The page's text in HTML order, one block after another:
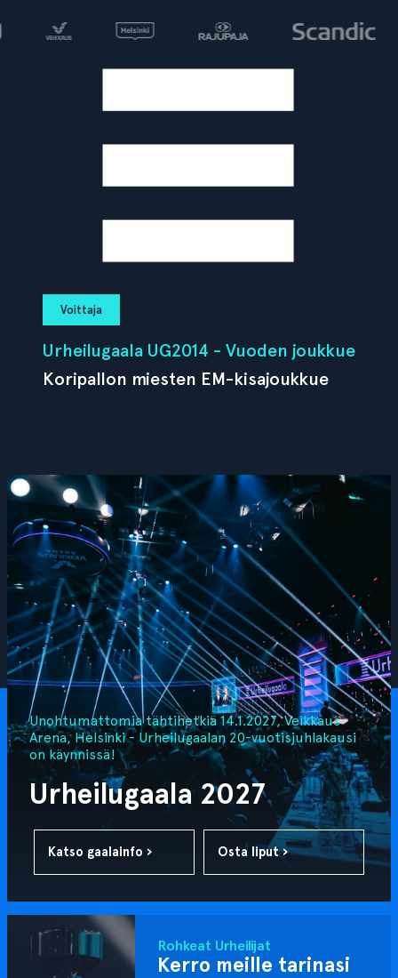
Voittaja
Urheilugaala UG2014 - Vuoden joukkue
Koripallon miesten EM-kisajoukkue
Unohtumattomia tähtihetkiä 14.1.2027, Veikkaus
Arena, Helsinki - Urheilugaalan 20-vuotisjuhlakausi
on käynnissä!
Urheilugaala 2027
Katso gaalainfo › Osta liput ›
Rohkeat Urheilijat
Kerro meille tarinasi